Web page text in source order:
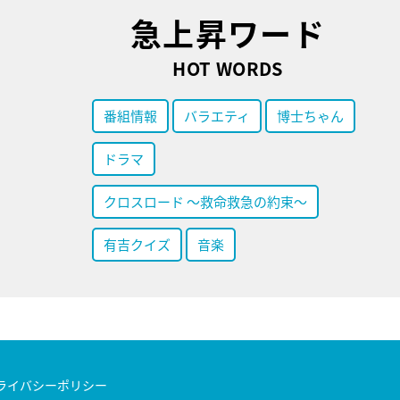
急上昇ワード
HOT WORDS
番組情報 バラエティ 博士ちゃん
ドラマ
クロスロード ～救命救急の約束～
有吉クイズ 音楽
イバシーポリシー